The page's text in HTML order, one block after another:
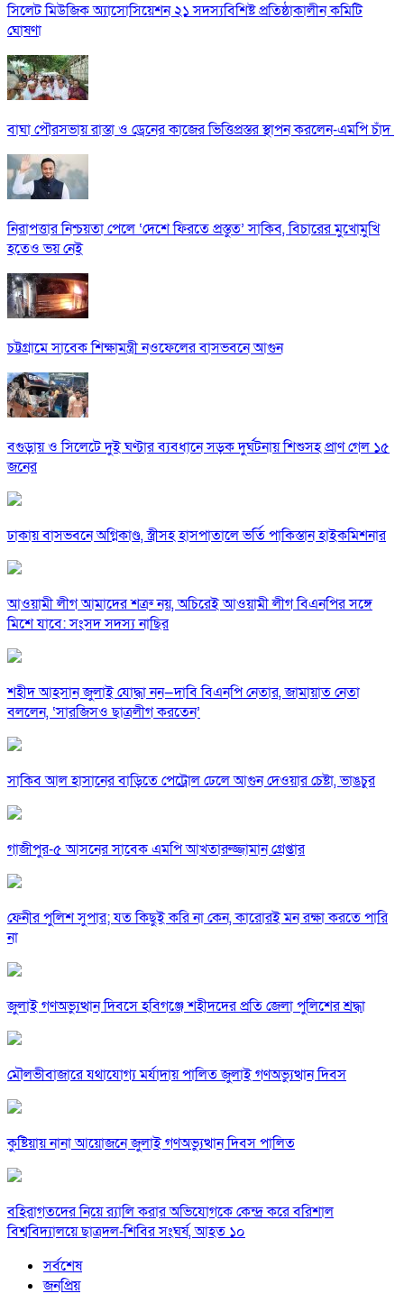
সিলেট মিউজিক অ্যাসোসিয়েশন ২১ সদস্যবিশিষ্ট প্রতিষ্ঠাকালীন কমিটি
ঘোষণা
বাঘা পৌরসভায় রাস্তা ও ড্রেনের কাজের ভিত্তিপ্রস্তর স্থাপন করলেন-এমপি চাঁদ
নিরাপত্তার নিশ্চয়তা পেলে ‘দেশে ফিরতে প্রস্তুত’ সাকিব, বিচারের মুখোমুখি
হতেও ভয় নেই
চট্টগ্রামে সাবেক শিক্ষামন্ত্রী নওফেলের বাসভবনে আগুন
বগুড়ায় ও সিলেটে দুই ঘণ্টার ব্যবধানে সড়ক দুর্ঘটনায় শিশুসহ প্রাণ গেল ১৫
জনের
ঢাকায় বাসভবনে অগ্নিকাণ্ড, স্ত্রীসহ হাসপাতালে ভর্তি পাকিস্তান হাইকমিশনার
আওয়ামী লীগ আমাদের শত্রু নয়, অচিরেই আওয়ামী লীগ বিএনপির সঙ্গে
মিশে যাবে: সংসদ সদস্য নাছির
শহীদ আহসান জুলাই যোদ্ধা নন—দাবি বিএনপি নেতার, জামায়াত নেতা
বললেন, ‘সারজিসও ছাত্রলীগ করতেন’
সাকিব আল হাসানের বাড়িতে পেট্রোল ঢেলে আগুন দেওয়ার চেষ্টা, ভাঙচুর
গাজীপুর-৫ আসনের সাবেক এমপি আখতারুজ্জামান গ্রেপ্তার
ফেনীর পুলিশ সুপার; যত কিছুই করি না কেন, কারোরই মন রক্ষা করতে পারি
না
জুলাই গণঅভ্যুত্থান দিবসে হবিগঞ্জে শহীদদের প্রতি জেলা পুলিশের শ্রদ্ধা
মৌলভীবাজারে যথাযোগ্য মর্যাদায় পালিত জুলাই গণঅভ্যুত্থান দিবস
কুষ্টিয়ায় নানা আয়োজনে জুলাই গণঅভ্যুত্থান দিবস পালিত
বহিরাগতদের নিয়ে র‍্যালি করার অভিযোগকে কেন্দ্র করে বরিশাল
বিশ্ববিদ্যালয়ে ছাত্রদল-শিবির সংঘর্ষ, আহত ১০
সর্বশেষ
জনপ্রিয়